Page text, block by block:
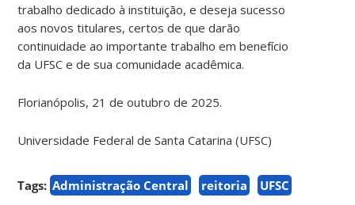
trabalho dedicado à instituição, e deseja sucesso
aos novos titulares, certos de que darão
continuidade ao importante trabalho em benefício
da UFSC e de sua comunidade acadêmica.
Florianópolis, 21 de outubro de 2025.
Universidade Federal de Santa Catarina (UFSC)
Tags: Administração Central reitoria UFSC